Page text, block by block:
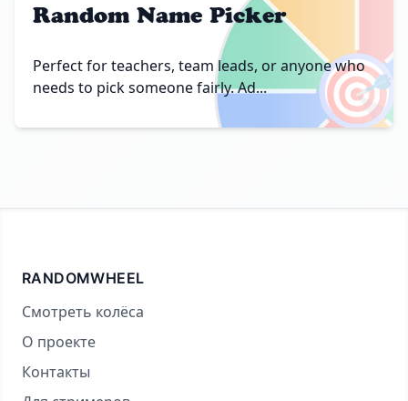
🎯
Random Name Picker
Perfect for teachers, team leads, or anyone who
needs to pick someone fairly. Ad...
RANDOMWHEEL
Смотреть колёса
О проекте
Контакты